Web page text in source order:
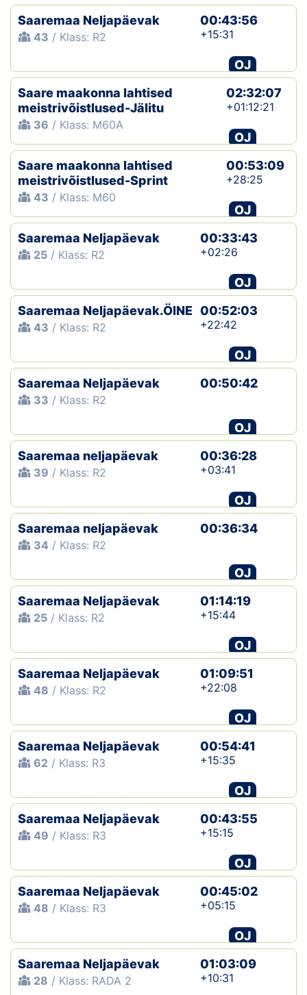
Saaremaa Neljapäevak
43 / Klass: R2
00:43:56
+15:31
OJ
Saare maakonna lahtised
meistrivõistlused-Jälitu
36 / Klass: M60A
02:32:07
+01:12:21
OJ
Saare maakonna lahtised
meistrivõistlused-Sprint
43 / Klass: M60
00:53:09
+28:25
OJ
Saaremaa Neljapäevak
25 / Klass: R2
00:33:43
+02:26
OJ
Saaremaa Neljapäevak.ÖINE
43 / Klass: R2
00:52:03
+22:42
OJ
Saaremaa Neljapäevak
33 / Klass: R2
00:50:42
OJ
Saaremaa neljapäevak
39 / Klass: R2
00:36:28
+03:41
OJ
Saaremaa neljapäevak
34 / Klass: R2
00:36:34
OJ
Saaremaa Neljapäevak
25 / Klass: R2
01:14:19
+15:44
OJ
Saaremaa Neljapäevak
48 / Klass: R2
01:09:51
+22:08
OJ
Saaremaa Neljapäevak
62 / Klass: R3
00:54:41
+15:35
OJ
Saaremaa Neljapäevak
49 / Klass: R3
00:43:55
+15:15
OJ
Saaremaa Neljapäevak
48 / Klass: R3
00:45:02
+05:15
OJ
Saaremaa Neljapäevak
28 / Klass: RADA 2
01:03:09
+10:31